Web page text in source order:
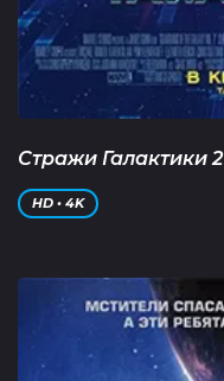
Стражи Галактики 2
HD • 4K